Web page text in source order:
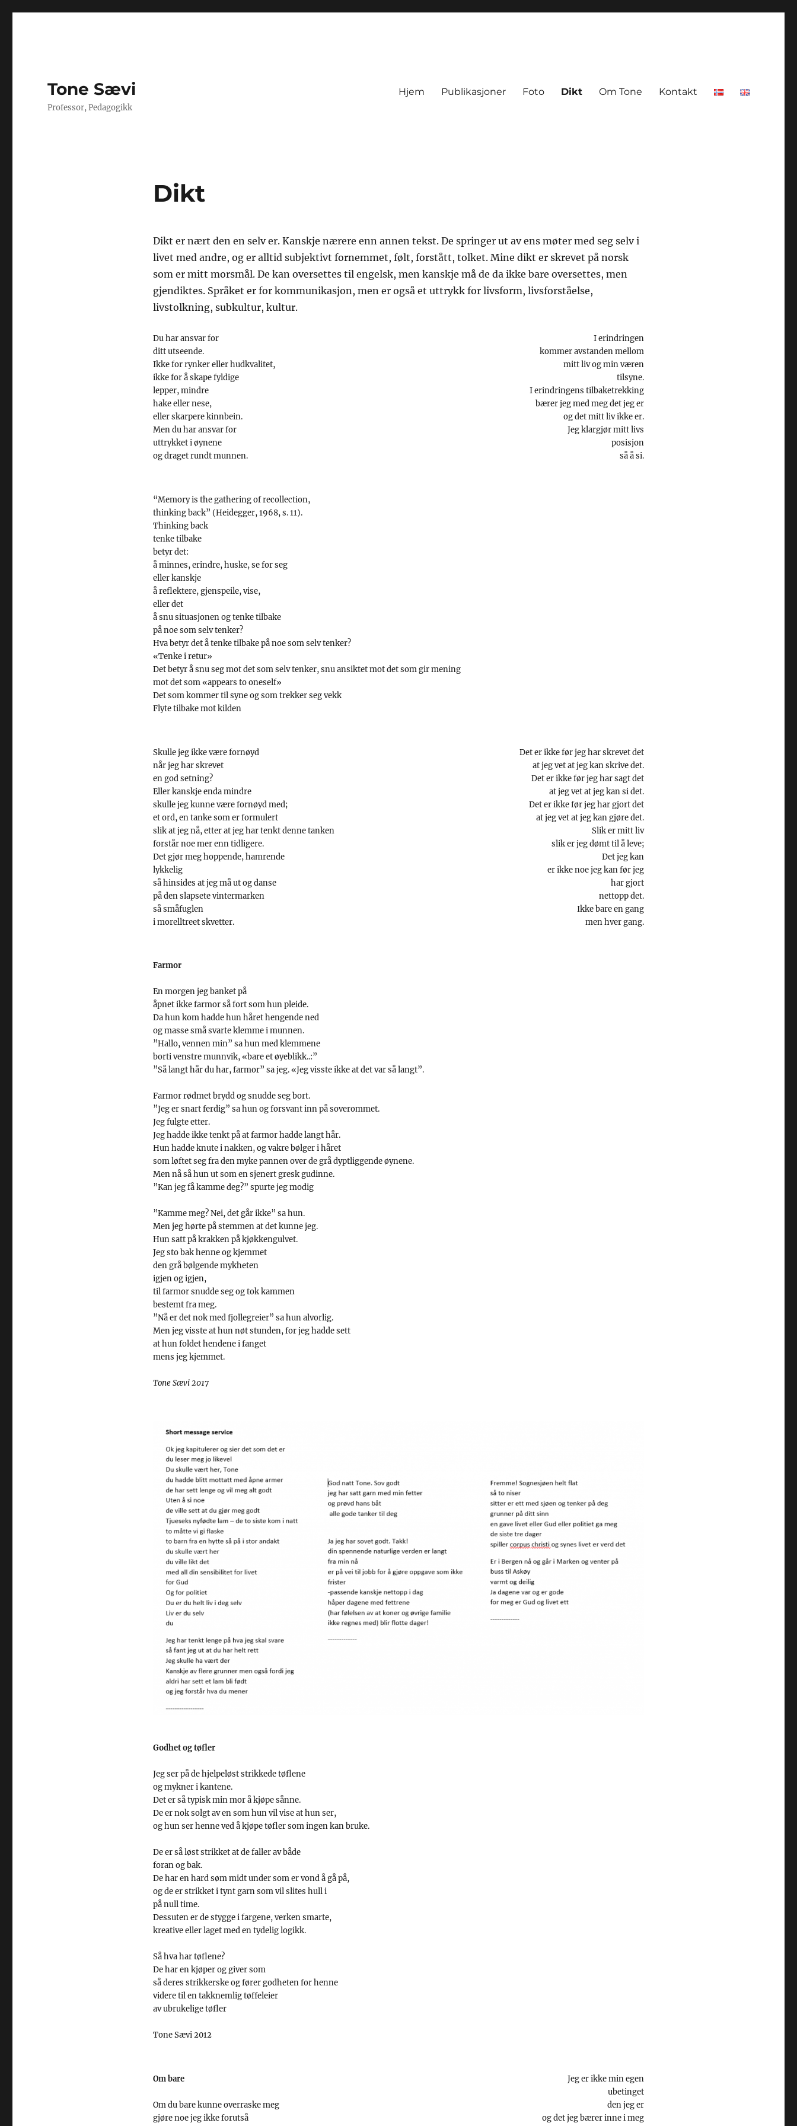
Tone Sævi
Professor, Pedagogikk
Hjem Publikasjoner Foto Dikt Om Tone Kontakt
Dikt
Dikt er nært den en selv er. Kanskje nærere enn annen tekst. De springer ut av ens møter med seg selv i
livet med andre, og er alltid subjektivt fornemmet, følt, forstått, tolket. Mine dikt er skrevet på norsk
som er mitt morsmål. De kan oversettes til engelsk, men kanskje må de da ikke bare oversettes, men
gjendiktes. Språket er for kommunikasjon, men er også et uttrykk for livsform, livsforståelse,
livstolkning, subkultur, kultur.
Du har ansvar for
ditt utseende.
Ikke for rynker eller hudkvalitet,
ikke for å skape fyldige
lepper, mindre
hake eller nese,
eller skarpere kinnbein.
Men du har ansvar for
uttrykket i øynene
og draget rundt munnen.
I erindringen
kommer avstanden mellom
mitt liv og min væren
tilsyne.
I erindringens tilbaketrekking
bærer jeg med meg det jeg er
og det mitt liv ikke er.
Jeg klargjør mitt livs
posisjon
så å si.
“Memory is the gathering of recollection,
thinking back” (Heidegger, 1968, s. 11).
Thinking back
tenke tilbake
betyr det:
å minnes, erindre, huske, se for seg
eller kanskje
å reflektere, gjenspeile, vise,
eller det
å snu situasjonen og tenke tilbake
på noe som selv tenker?
Hva betyr det å tenke tilbake på noe som selv tenker?
«Tenke i retur»
Det betyr å snu seg mot det som selv tenker, snu ansiktet mot det som gir mening
mot det som «appears to oneself»
Det som kommer til syne og som trekker seg vekk
Flyte tilbake mot kilden
Skulle jeg ikke være fornøyd
når jeg har skrevet
en god setning?
Eller kanskje enda mindre
skulle jeg kunne være fornøyd med;
et ord, en tanke som er formulert
slik at jeg nå, etter at jeg har tenkt denne tanken
forstår noe mer enn tidligere.
Det gjør meg hoppende, hamrende
lykkelig
så hinsides at jeg må ut og danse
på den slapsete vintermarken
så småfuglen
i morelltreet skvetter.
Det er ikke før jeg har skrevet det
at jeg vet at jeg kan skrive det.
Det er ikke før jeg har sagt det
at jeg vet at jeg kan si det.
Det er ikke før jeg har gjort det
at jeg vet at jeg kan gjøre det.
Slik er mitt liv
slik er jeg dømt til å leve;
Det jeg kan
er ikke noe jeg kan før jeg
har gjort
nettopp det.
Ikke bare en gang
men hver gang.
Farmor
En morgen jeg banket på
åpnet ikke farmor så fort som hun pleide.
Da hun kom hadde hun håret hengende ned
og masse små svarte klemme i munnen.
”Hallo, vennen min” sa hun med klemmene
borti venstre munnvik, «bare et øyeblikk..:”
”Så langt hår du har, farmor” sa jeg. «Jeg visste ikke at det var så langt”.
Farmor rødmet brydd og snudde seg bort.
”Jeg er snart ferdig” sa hun og forsvant inn på soverommet.
Jeg fulgte etter.
Jeg hadde ikke tenkt på at farmor hadde langt hår.
Hun hadde knute i nakken, og vakre bølger i håret
som løftet seg fra den myke pannen over de grå dyptliggende øynene.
Men nå så hun ut som en sjenert gresk gudinne.
”Kan jeg få kamme deg?” spurte jeg modig
”Kamme meg? Nei, det går ikke” sa hun.
Men jeg hørte på stemmen at det kunne jeg.
Hun satt på krakken på kjøkkengulvet.
Jeg sto bak henne og kjemmet
den grå bølgende mykheten
igjen og igjen,
til farmor snudde seg og tok kammen
bestemt fra meg.
”Nå er det nok med fjollegreier” sa hun alvorlig.
Men jeg visste at hun nøt stunden, for jeg hadde sett
at hun foldet hendene i fanget
mens jeg kjemmet.
Tone Sævi 2017
Godhet og tøfler
Jeg ser på de hjelpeløst strikkede tøflene
og mykner i kantene.
Det er så typisk min mor å kjøpe sånne.
De er nok solgt av en som hun vil vise at hun ser,
og hun ser henne ved å kjøpe tøfler som ingen kan bruke.
De er så løst strikket at de faller av både
foran og bak.
De har en hard søm midt under som er vond å gå på,
og de er strikket i tynt garn som vil slites hull i
på null time.
Dessuten er de stygge i fargene, verken smarte,
kreative eller laget med en tydelig logikk.
Så hva har tøflene?
De har en kjøper og giver som
så deres strikkerske og fører godheten for henne
videre til en takknemlig tøffeleier
av ubrukelige tøfler
Tone Sævi 2012
Om bare
Om du bare kunne overraske meg
gjøre noe jeg ikke forutså
Jeg er ikke min egen
ubetinget
den jeg er
og det jeg bærer inne i meg